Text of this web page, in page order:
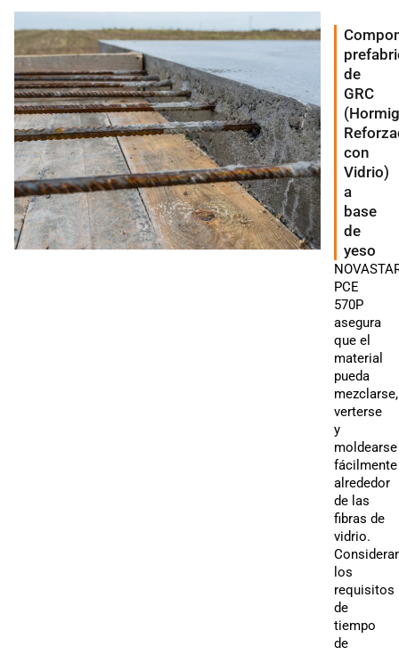
de
GRC
con
Vidrio)
a
base
de
yeso
PCE
570P
asegura
que el
material
pueda
mezclarse,
verterse
y
moldearse
fácilmente
alrededor
de las
fibras de
vidrio.
los
requisitos
de
tiempo
de